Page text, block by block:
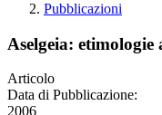
Pubblicazioni
Aselgeia: etimologie
Articolo
Data di Pubblicazione:
2006